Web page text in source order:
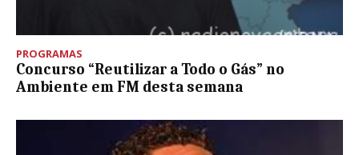
PROGRAMAS
Concurso “Reutilizar a Todo o Gás” no
Ambiente em FM desta semana